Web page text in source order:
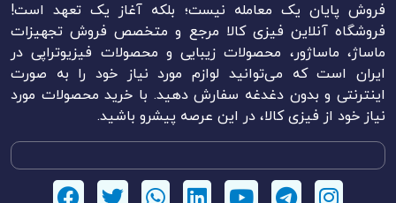
فروش پایان یک معامله نیست؛ بلکه آغاز یک تعهد است!
فروشگاه آنلاین فیزی کالا مرجع و متخصص فروش تجهیزات
ماساژ، ماساژور، محصولات زیبایی و محصولات فیزیوتراپی در
ایران است که می‌توانید لوازم مورد نیاز خود را به صورت
اینترنتی و بدون دغدغه سفارش دهید. با خرید محصولات مورد
نیاز خود از فیزی کالا، در این عرصه پیشرو باشید.